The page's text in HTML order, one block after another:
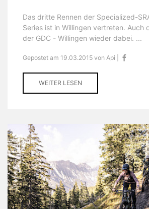
Das dritte Rennen der Specialized-
Series ist in Willingen vertreten. Auch
der GDC - Willingen wieder dabei. ...
Gepostet am 19.03.2015 von Api |
WEITER LESEN